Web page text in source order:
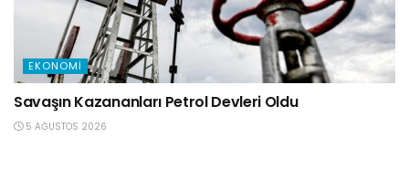
EKONOMI
Savaşın Kazananları Petrol Devleri Oldu
5 AĞUSTOS 2026